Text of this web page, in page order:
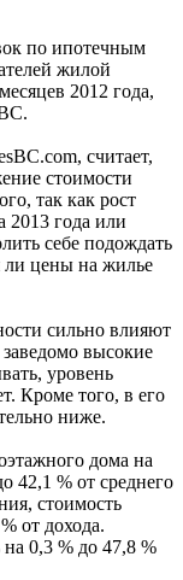
по ипотечным
жилой
2012 года,
считает,
стоимости
так как рост
2013 года или
себе подождать
ли цены на жилье
сильно влияют
высокие
уровень
Кроме того, в его
ниже.
дома на
42,1 % от среднего
стоимость
от дохода.
0,3 % до 47,8 %